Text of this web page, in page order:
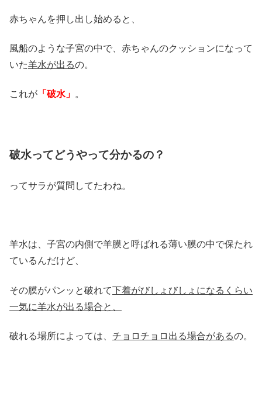
赤ちゃんを押し出し始めると、
風船のような子宮の中で、赤ちゃんのクッションになって
いた羊水が出るの。
これが 「破水」 。
破水ってどうやって分かるの？
ってサラが質問してたわね。
羊水は、子宮の内側で羊膜と呼ばれる薄い膜の中で保たれ
ているんだけど、
その膜がパンッと破れて下着がびしょびしょになるくらい
一気に羊水が出る場合と、
破れる場所によっては、 チョロチョロ出る場合があるの。